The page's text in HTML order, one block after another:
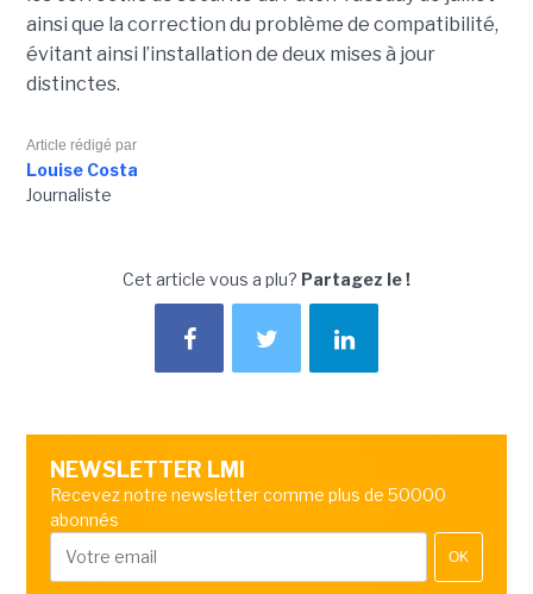
ainsi que la correction du problème de compatibilité,
évitant ainsi l’installation de deux mises à jour
distinctes.
Article rédigé par
Louise Costa
Journaliste
Cet article vous a plu? Partagez le !
NEWSLETTER LMI
Recevez notre newsletter comme plus de 50000
abonnés
OK